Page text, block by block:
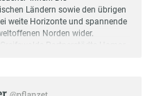
Ländern sowie den übrigen
weite Horizonte und spannende
Norden wider.
Partnerstädte Hamar,
Phantasie, Live-